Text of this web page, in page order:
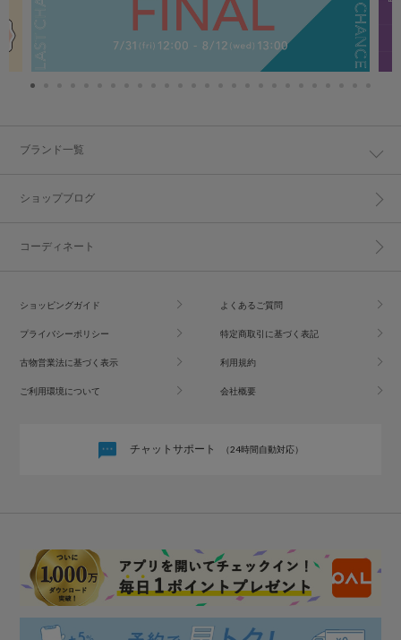
ブランド一覧
ショップブログ
コーディネート
ショッピングガイド よくあるご質問
プライバシーポリシー 特定商取引に基づく表記
古物営業法に基づく表示 利用規約
ご利用環境について 会社概要
チャットサポート （24時間自動対応）